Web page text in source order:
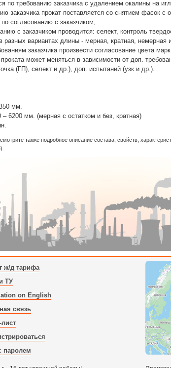
по требованию заказчика с удалением окалины на
заказчика прокат поставляется со снятием фасок с
согласованию с заказчиком,
с заказчиком проводится: селект, контроль
разных вариантах длины - мерная, кратная, немерная
заказчика произвести согласование цвета
может меняться в зависимости от доп.
(ГП), селект и др.), доп. испытаний (узк и др.).
мм.
6200 мм. (мерная с остатком и без, кратная)
смотрите также подробное описание состава, свойств,
ж/д тарифа
ТУ
on English
связь
лист
паролем